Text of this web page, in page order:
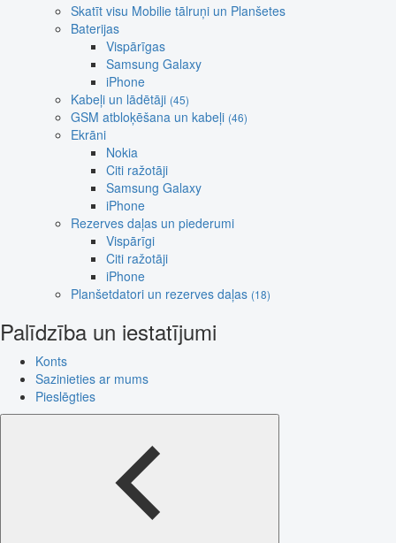
Skatīt visu Mobilie tālruņi un Planšetes
Baterijas
Vispārīgas
Samsung Galaxy
iPhone
Kabeļi un lādētāji (45)
GSM atbloķēšana un kabeļi (46)
Ekrāni
Nokia
Citi ražotāji
Samsung Galaxy
iPhone
Rezerves daļas un piederumi
Vispārīgi
Citi ražotāji
iPhone
Planšetdatori un rezerves daļas (18)
Palīdzība un iestatījumi
Konts
Sazinieties ar mums
Pieslēgties